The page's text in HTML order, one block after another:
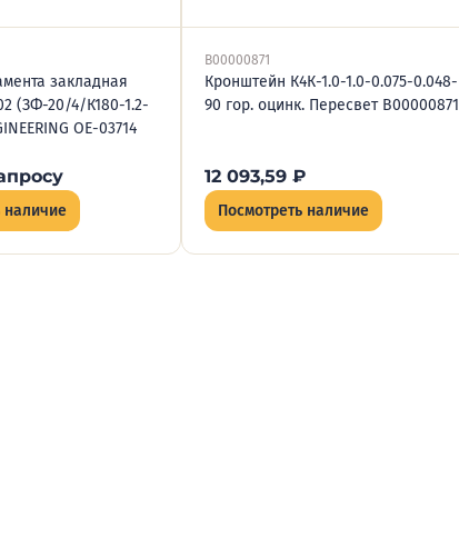
закладная
(ЗФ-20/4/К180-1.2-
OE-03714
наличие
В00000871
Кронштейн К4К-1.0-1.0-0.075-0.048-
90 гор. оцинк. Пересвет В00000871
12 093,59 ₽
Посмотреть наличие